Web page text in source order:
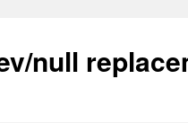
null